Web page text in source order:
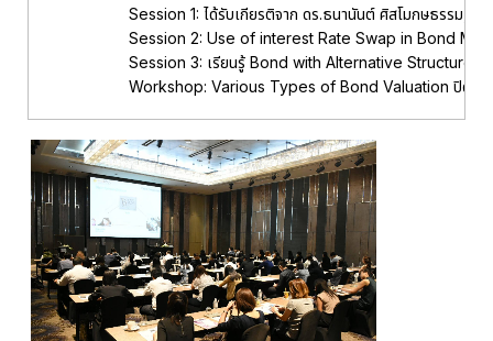
Session 1: ได้รับเกียรติจาก ดร.ธนานันต์ ศิสโมกษธรรม,
Session 2: Use of interest Rate Swap in Bond
Session 3: เรียนรู้ Bond with Alternative Structure กั
Workshop: Various Types of Bond Valuation ปิดท้า